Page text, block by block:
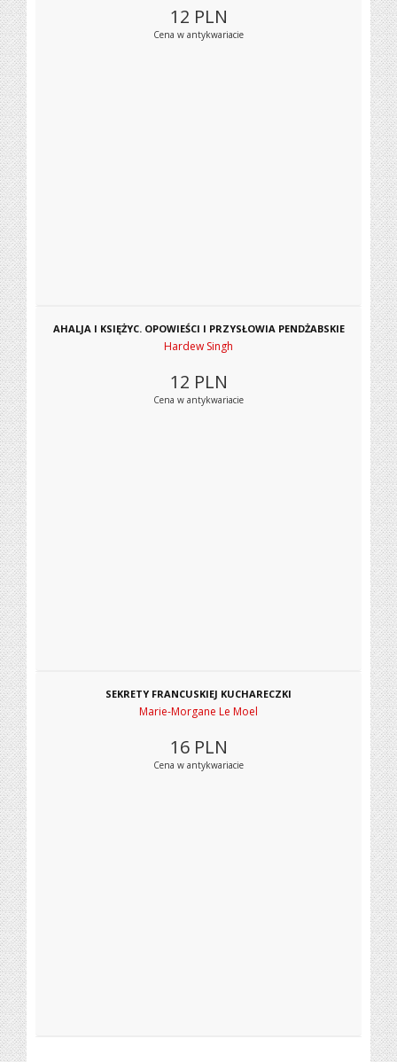
12 PLN
Cena w antykwariacie
AHALJA I KSIĘŻYC. OPOWIEŚCI I PRZYSŁOWIA PENDŻABSKIE
Hardew Singh
12 PLN
Cena w antykwariacie
SEKRETY FRANCUSKIEJ KUCHARECZKI
Marie-Morgane Le Moel
16 PLN
Cena w antykwariacie